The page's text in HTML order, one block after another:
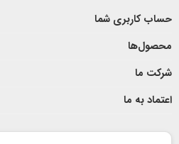
حساب کاربری شما
محصول‌ها
شرکت ما
اعتماد به ما